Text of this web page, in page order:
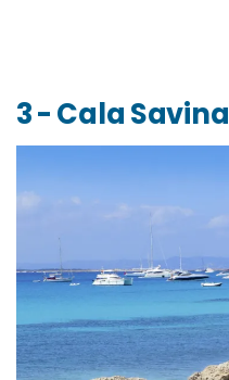
3 - Cala Savina